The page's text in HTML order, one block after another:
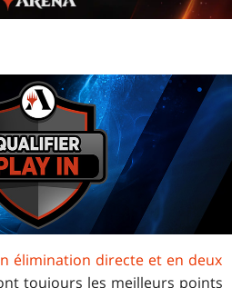
élimination directe et en deux
toujours les meilleurs points